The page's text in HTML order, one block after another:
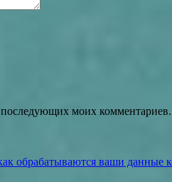
последующих моих комментариев.
обрабатываются ваши данные